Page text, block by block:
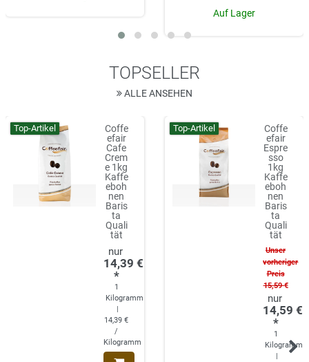
Auf Lager
TOPSELLER
ALLE ANSEHEN
Top-Artikel
Coffe
efair
Cafe
Crem
e 1kg
Kaffe
eboh
nen
Baris
ta
Quali
tät
14,39 €
*
1
Kilogramm
14,39 €
/
Kilogramm
Top-Artikel
Coffe
efair
Espre
sso
1kg
Kaffe
eboh
nen
Baris
ta
Quali
tät
Unser
vorheriger
Preis
15,59 €
14,59 €
*
1
Kilogramm